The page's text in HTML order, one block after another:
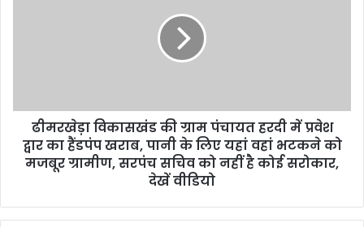
ढीमरखेड़ा विकासखंड की ग्राम पंचायत हरदी में प्रवेश
द्वार का हैंडपंप खराब, पानी के लिए यहां वहां भटकने को
मजबूर ग्रामीण, सरपंच सचिव को नहीं है कोई सरोकार,
देखें वीडियो